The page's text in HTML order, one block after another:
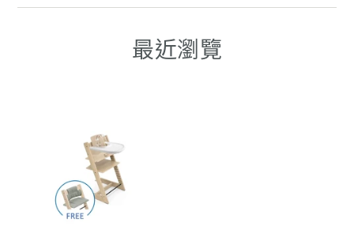
FACEBOOKWHATSAPPTELEGRAMWHATSAPP
最近瀏覽